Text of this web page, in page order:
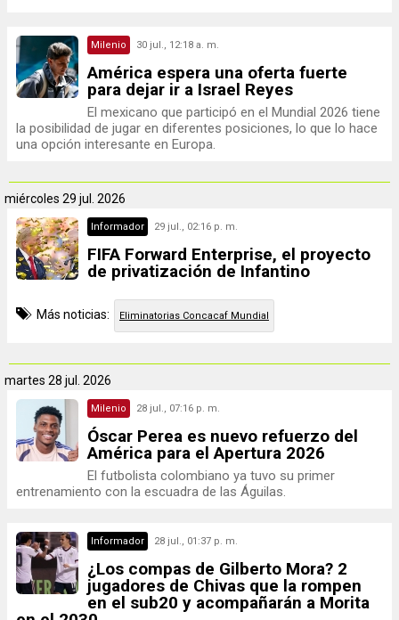
Milenio 30 jul., 12:18 a. m.
América espera una oferta fuerte
para dejar ir a Israel Reyes
El mexicano que participó en el Mundial 2026 tiene
la posibilidad de jugar en diferentes posiciones, lo que lo hace
una opción interesante en Europa.
miércoles 29 jul. 2026
Informador 29 jul., 02:16 p. m.
FIFA Forward Enterprise, el proyecto
de privatización de Infantino
Más noticias: Eliminatorias Concacaf Mundial
martes 28 jul. 2026
Milenio 28 jul., 07:16 p. m.
Óscar Perea es nuevo refuerzo del
América para el Apertura 2026
El futbolista colombiano ya tuvo su primer
entrenamiento con la escuadra de las Águilas.
Informador 28 jul., 01:37 p. m.
¿Los compas de Gilberto Mora? 2
jugadores de Chivas que la rompen
en el sub20 y acompañarán a Morita